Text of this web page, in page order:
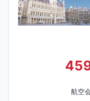
航空